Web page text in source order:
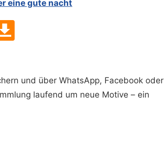
eine gute nacht
und über WhatsApp, Facebook oder
laufend um neue Motive – ein